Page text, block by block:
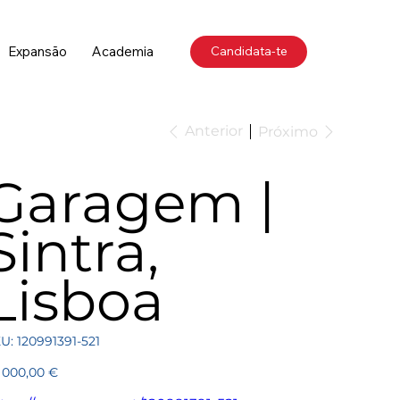
Expansão Academia Candidata-te
Anterior Próximo
|
SKU
120991391-
120991391-521
000,00 €